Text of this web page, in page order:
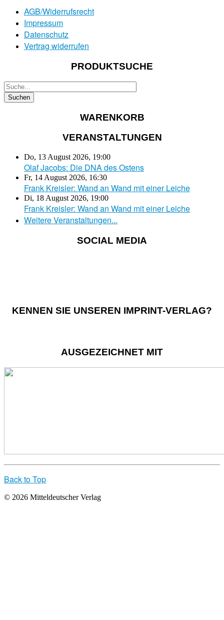
AGB/Widerrufsrecht
Impressum
Datenschutz
Vertrag widerrufen
PRODUKTSUCHE
WARENKORB
VERANSTALTUNGEN
Do, 13 August 2026, 19:00
Olaf Jacobs: Die DNA des Ostens
Fr, 14 August 2026, 16:30
Frank Kreisler: Wand an Wand mit einer Leiche
Di, 18 August 2026, 19:00
Frank Kreisler: Wand an Wand mit einer Leiche
Weitere Veranstaltungen...
SOCIAL MEDIA
KENNEN SIE UNSEREN IMPRINT-VERLAG?
AUSGEZEICHNET MIT
Back to Top
© 2026 Mitteldeutscher Verlag